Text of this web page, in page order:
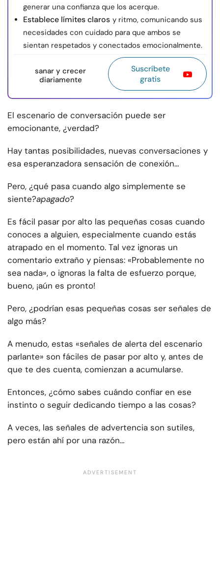
generar una confianza que los acerque.
Establece límites claros y ritmo, comunicando sus
necesidades con cuidado para que ambos se
sientan respetados y conectados emocionalmente.
sanar y crecer
diariamente
Suscríbete
gratis
El escenario de conversación puede ser
emocionante, ¿verdad?
Hay tantas posibilidades, nuevas conversaciones y
esa esperanzadora sensación de conexión…
Pero, ¿qué pasa cuando algo simplemente se
siente?apagado?
Es fácil pasar por alto las pequeñas cosas cuando
conoces a alguien, especialmente cuando estás
atrapado en el momento. Tal vez ignoras un
comentario extraño y piensas: «Probablemente no
sea nada», o ignoras la falta de esfuerzo porque,
bueno, ¡aún es pronto!
Pero, ¿podrían esas pequeñas cosas ser señales de
algo más?
A menudo, estas «señales de alerta del escenario
parlante» son fáciles de pasar por alto y, antes de
que te des cuenta, comienzan a acumularse.
Entonces, ¿cómo sabes cuándo confiar en ese
instinto o seguir dedicando tiempo a las cosas?
A veces, las señales de advertencia son sutiles,
pero están ahí por una razón…